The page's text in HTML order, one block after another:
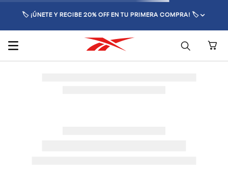
🏷️ ¡ÚNETE Y RECIBE 20% OFF EN TU PRIMERA COMPRA! 🏷️